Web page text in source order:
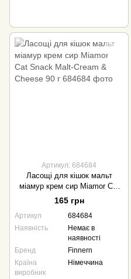
Артикул: 684684
Ласощі для кішок мальт
міамур крем сир Miamor Cat
Snack Malt-Cream & Cheese
90 г
165 грн
Артикул
684684
Наявність
Немає в
наявності
Бренд
Finnern
Країна
виробник
Німеччина